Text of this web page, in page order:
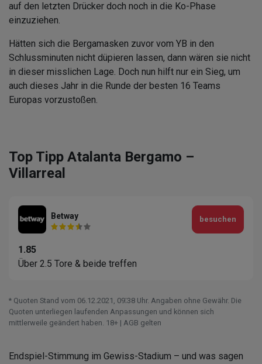
auf den letzten Drücker doch noch in die Ko-Phase
einzuziehen.
Hätten sich die Bergamasken zuvor vom YB in den
Schlussminuten nicht düpieren lassen, dann wären sie nicht
in dieser misslichen Lage. Doch nun hilft nur ein Sieg, um
auch dieses Jahr in die Runde der besten 16 Teams
Europas vorzustoßen.
Top Tipp Atalanta Bergamo –
Villarreal
Betway
1.85
Über 2.5 Tore & beide treffen
besuchen
* Quoten Stand vom 06.12.2021‚ 09⁚38 Uhr. Angaben ohne Gewähr. Die
Quoten unterliegen laufenden Anpassungen und können sich
mittlerweile geändert haben. 18+ | AGB gelten
Endspiel-Stimmung im Gewiss-Stadium – und was sagen